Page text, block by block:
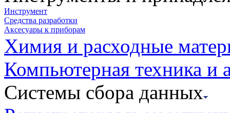
Инструмент
Средства разработки
Аксесуары к приборам
Химия и расходные
Компьютерная техника и
Системы сбора данных